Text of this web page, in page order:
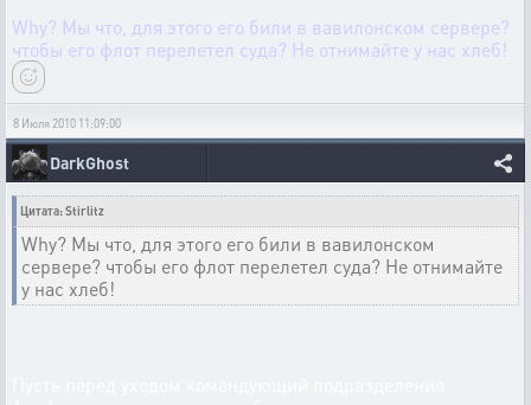
Why? Мы что, для этого его били в вавилонском сервере?
чтобы его флот перелетел суда? Не отнимайте у нас хлеб!
8 Июля 2010 11:09:00
DarkGhost
Цитата: Stirlitz
Why? Мы что, для этого его били в вавилонском
сервере? чтобы его флот перелетел суда? Не отнимайте
у нас хлеб!